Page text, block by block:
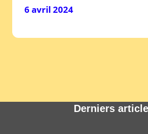
6 avril 2024
Derniers